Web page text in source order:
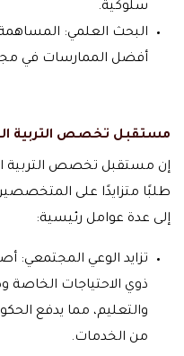
سلوكية.
البحث العلمي:
أفضل الممارسات في
مستقبل تخصص التربية
إن مستقبل تخصص التربية
طلبًا متزايدًا على
إلى عدة عوامل رئيسية:
تزايد الوعي المجتمعي:
ذوي الاحتياجات
والتعليم، مما يدفع
من الخدمات.